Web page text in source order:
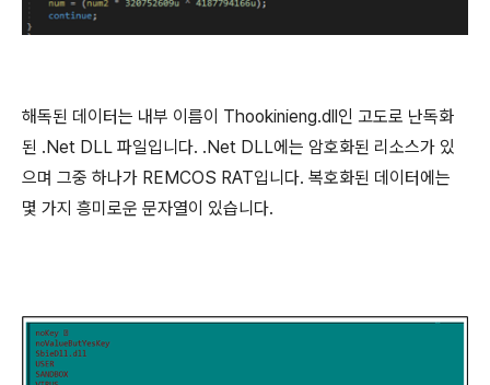
해독된 데이터는 내부 이름이 Thookinieng.dll인 고도로 난독화
된 .Net DLL 파일입니다. .Net DLL에는 암호화된 리소스가 있
으며 그중 하나가 REMCOS RAT입니다. 복호화된 데이터에는
몇 가지 흥미로운 문자열이 있습니다.